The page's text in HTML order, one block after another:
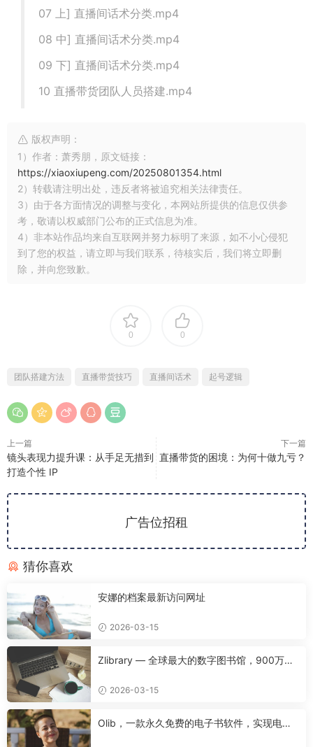
07 上] 直播间话术分类.mp4
08 中] 直播间话术分类.mp4
09 下] 直播间话术分类.mp4
10 直播带货团队人员搭建.mp4
版权声明：
1）作者：萧秀朋，原文链接：
https://xiaoxiupeng.com/20250801354.html
2）转载请注明出处，违反者将被追究相关法律责任。
3）由于各方面情况的调整与变化，本网站所提供的信息仅供参
考，敬请以权威部门公布的正式信息为准。
4）非本站作品均来自互联网并努力标明了来源，如不小心侵犯
到了您的权益，请立即与我们联系，待核实后，我们将立即删
除，并向您致歉。
0 0
团队搭建方法 直播带货技巧 直播间话术 起号逻辑
上一篇
镜头表现力提升课：从手足无措到
打造个性 IP
下一篇
直播带货的困境：为何十做九亏？
广告位招租
猜你喜欢
安娜的档案最新访问网址
2026-03-15
Zlibrary — 全球最大的数字图书馆，900万本
2026-03-15
Olib，一款永久免费的电子书软件，实现电子